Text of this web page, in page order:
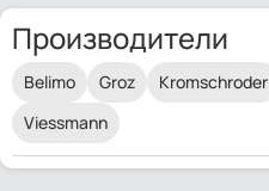
Производители
Belimo Groz Kromschroder
Viessmann